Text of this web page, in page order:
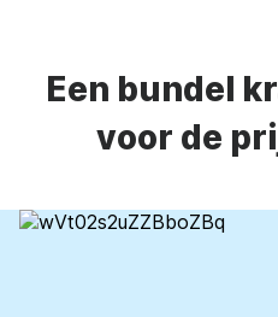
Een bundel
voor de